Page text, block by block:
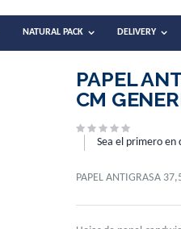
NATURAL PACK DELIVERY
PAPEL
CM
Sea el primero en
PAPEL ANTIGRASA